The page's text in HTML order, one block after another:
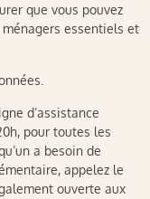
que vous pouvez
essentiels et
d’assistance
pour toutes les
a besoin de
appelez le
ouverte aux